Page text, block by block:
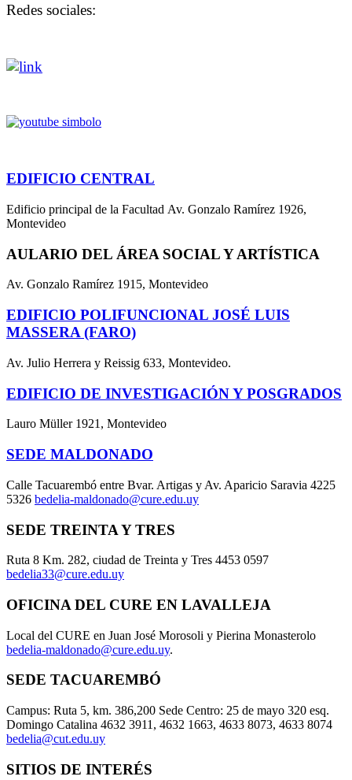
Redes sociales:
EDIFICIO CENTRAL
Edificio principal de la Facultad Av. Gonzalo Ramírez 1926,
Montevideo
AULARIO DEL ÁREA SOCIAL Y ARTÍSTICA
Av. Gonzalo Ramírez 1915, Montevideo
EDIFICIO POLIFUNCIONAL JOSÉ LUIS
MASSERA (FARO)
Av. Julio Herrera y Reissig 633, Montevideo.
EDIFICIO DE INVESTIGACIÓN Y POSGRADOS
Lauro Müller 1921, Montevideo
SEDE MALDONADO
Calle Tacuarembó entre Bvar. Artigas y Av. Aparicio Saravia 4225
5326 bedelia-maldonado@cure.edu.uy
SEDE TREINTA Y TRES
Ruta 8 Km. 282, ciudad de Treinta y Tres 4453 0597
bedelia33@cure.edu.uy
OFICINA DEL CURE EN LAVALLEJA
Local del CURE en Juan José Morosoli y Pierina Monasterolo
bedelia-maldonado@cure.edu.uy.
SEDE TACUAREMBÓ
Campus: Ruta 5, km. 386,200 Sede Centro: 25 de mayo 320 esq.
Domingo Catalina 4632 3911, 4632 1663, 4633 8073, 4633 8074
bedelia@cut.edu.uy
SITIOS DE INTERÉS